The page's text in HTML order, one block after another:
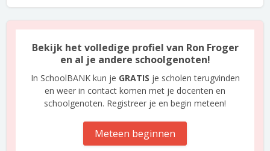
Bekijk het volledige profiel van Ron Froger
en al je andere schoolgenoten!
In SchoolBANK kun je GRATIS je scholen terugvinden
en weer in contact komen met je docenten en
schoolgenoten. Registreer je en begin meteen!
Meteen beginnen